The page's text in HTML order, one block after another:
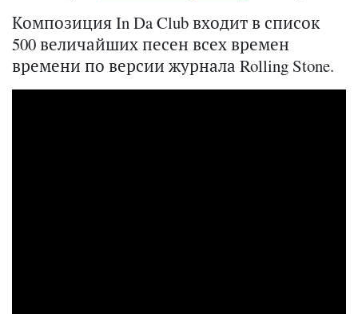
Композиция In Da Club входит в список
500 величайших песен всех времен
времени по версии журнала Rolling Stone.